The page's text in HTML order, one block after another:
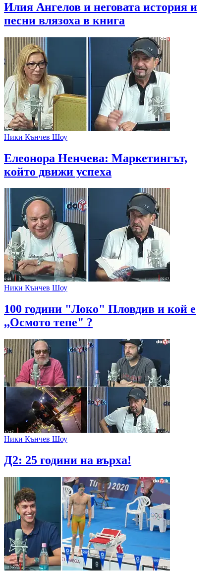
Илия Ангелов и неговата история и
песни влязоха в книга
Ники Кънчев Шоу
Елеонора Ненчева: Маркетингът,
който движи успеха
Ники Кънчев Шоу
100 години "Локо" Пловдив и кой е
,,Осмото тепе" ?
Ники Кънчев Шоу
Д2: 25 години на върха!